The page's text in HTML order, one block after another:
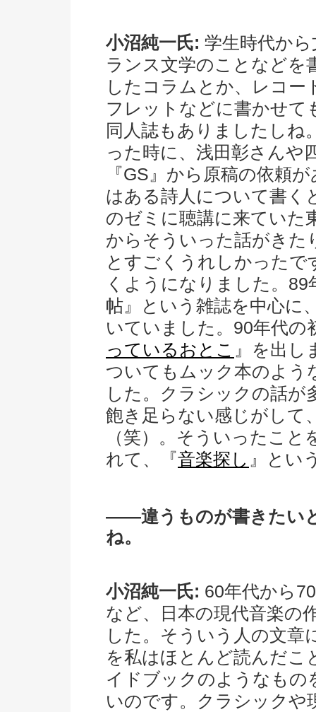
小沼純一氏: 学生時代か
ランス文学のことなどを
したコラムとか、レコー
フレットなどに書かせて
同人誌もありましたしね
った時に、浅田彰さんや
『GS』から原稿の依頼
はある詩人について書く
のゼミに聴講に来ていた
からそういった話がきた
とすごくうれしかったで
くようになりました。
帖』という雑誌を中心に
いていました。90年代の
っているおとこ 』を出し
ついてもムック本のよう
した。クラシックの話
飽き足らない感じがして
（笑）。そういったこ
れて、『音楽探し 』とい
――違うものが書きたい
ね。
小沼純一氏: 60年代から
など、日本の現代音楽の
した。そういう人の文章
を私はほとんど読んだこ
イドブックのようなもの
いのです。クラシックや